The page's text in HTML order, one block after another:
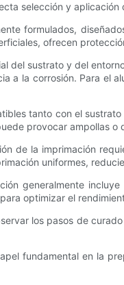
selección y
formulados,
ofrecen
del sustrato y del
a la corrosión. Para el
tanto con el
provocar ampollas o
de la imprimación
uniformes,
generalmente
optimizar el
los pasos de
fundamental en la